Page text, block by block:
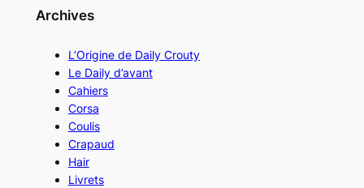
Archives
L’Origine de Daily Crouty
Le Daily d’avant
Cahiers
Corsa
Coulis
Crapaud
Hair
Livrets